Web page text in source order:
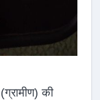
की